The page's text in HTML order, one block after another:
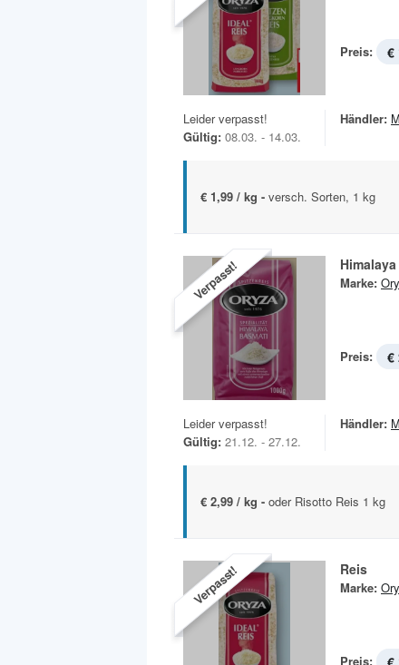
Preis: €
Leider verpasst!
Gültig: 08.03. - 14.03.
Händler:
€ 1,99 / kg - versch. Sorten, 1 kg
Verpasst! Marke:
Preis: €
Leider verpasst!
Gültig: 21.12. - 27.12.
Händler:
€ 2,99 / kg - oder Risotto Reis 1 kg
Verpasst! Reis
Marke:
Preis: